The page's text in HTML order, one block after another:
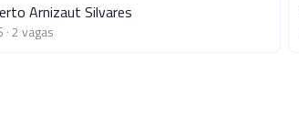
Arnizaut Silvares
·2 vagas